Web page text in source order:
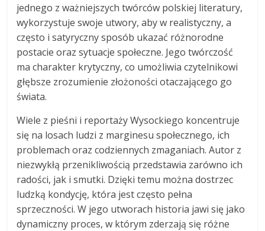
jednego z ważniejszych twórców polskiej literatury,
wykorzystuje swoje utwory, aby w realistyczny, a
często i satyryczny sposób ukazać różnorodne
postacie oraz sytuacje społeczne. Jego twórczość
ma charakter krytyczny, co umożliwia czytelnikowi
głębsze zrozumienie złożoności otaczającego go
świata.
Wiele z pieśni i reportaży Wysockiego koncentruje
się na losach ludzi z marginesu społecznego, ich
problemach oraz codziennych zmaganiach. Autor z
niezwykłą przenikliwością przedstawia zarówno ich
radości, jak i smutki. Dzięki temu można dostrzec
ludzką kondycję, która jest często pełna
sprzeczności. W jego utworach historia jawi się jako
dynamiczny proces, w którym zderzają się różne